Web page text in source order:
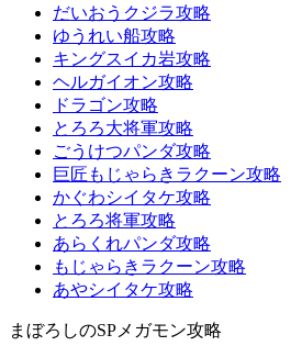
だいおうクジラ攻略
ゆうれい船攻略
キングスイカ岩攻略
ヘルガイオン攻略
ドラゴン攻略
とろろ大将軍攻略
ごうけつパンダ攻略
巨匠もじゃらきラクーン攻略
かぐわシイタケ攻略
とろろ将軍攻略
あらくれパンダ攻略
もじゃらきラクーン攻略
あやシイタケ攻略
まぼろしのSPメガモン攻略